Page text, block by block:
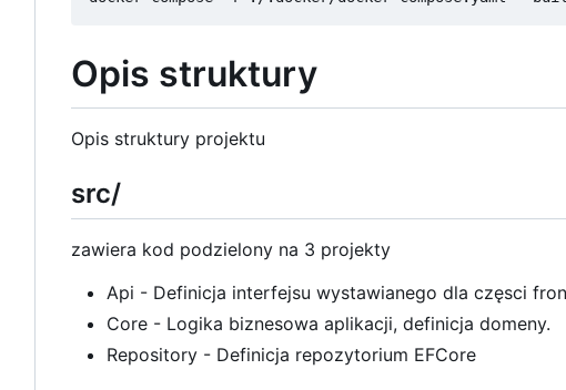
Opis struktury
Opis struktury projektu
src/
zawiera kod podzielony na 3 projekty
Api - Definicja interfejsu wystawianego dla częsci
Core - Logika biznesowa aplikacji, definicja domeny.
Repository - Definicja repozytorium EFCore